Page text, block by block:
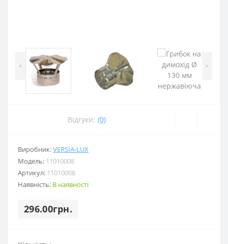
< >
Відгуки: (0)
Виробник:VERSIA-LUX
Модель: 11010008
Артикул: 11010008
Наявність: В наявності
296.00грн.